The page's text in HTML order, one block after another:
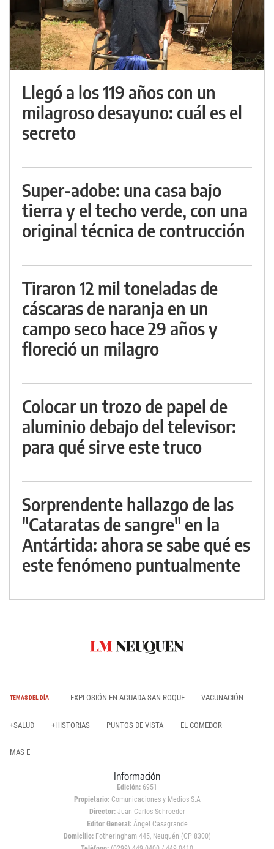
Llegó a los 119 años con un
milagroso desayuno: cuál es el
secreto
Super-adobe: una casa bajo
tierra y el techo verde, con una
original técnica de contrucción
Tiraron 12 mil toneladas de
cáscaras de naranja en un
campo seco hace 29 años y
floreció un milagro
Colocar un trozo de papel de
aluminio debajo del televisor:
para qué sirve este truco
Sorprendente hallazgo de las
"Cataratas de sangre" en la
Antártida: ahora se sabe qué es
este fenómeno puntualmente
TEMAS DEL DÍA EXPLOSIÓN EN AGUADA SAN ROQUE VACUNACIÓN
+SALUD +HISTORIAS PUNTOS DE VISTA EL COMEDOR
MAS E
Información
Edición: 6951
Propietario:Comunicaciones y Medios S.A
Director: Juan Carlos Schroeder
Editor General:Ángel Casagrande
Domicilio:Fotheringham 445, Neuquén (CP 8300)